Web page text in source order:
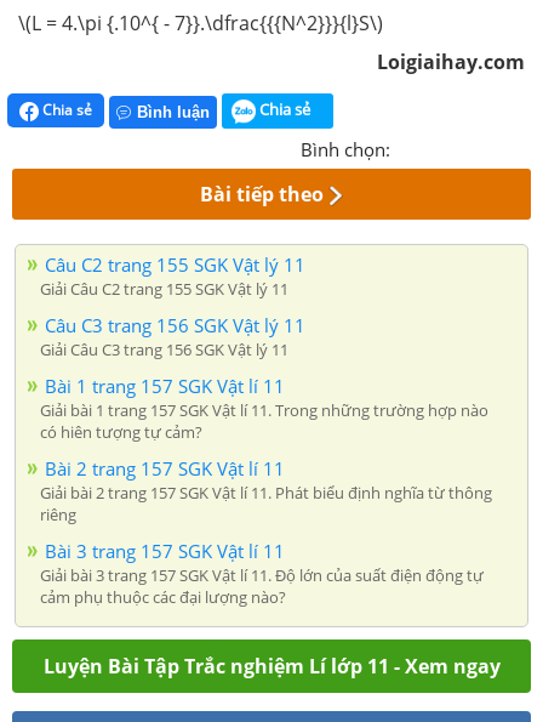
\(L = 4.\pi {.10^{ - 7}}.\dfrac{{{N^2}}}{l}S\)
Loigiaihay.com
Chia sẻ Bình luận Chia sẻ
Bình chọn:
Bài tiếp theo
Câu C2 trang 155 SGK Vật lý 11
Giải Câu C2 trang 155 SGK Vật lý 11
Câu C3 trang 156 SGK Vật lý 11
Giải Câu C3 trang 156 SGK Vật lý 11
Bài 1 trang 157 SGK Vật lí 11
Giải bài 1 trang 157 SGK Vật lí 11. Trong những trường hợp nào
có hiên tượng tự cảm?
Bài 2 trang 157 SGK Vật lí 11
Giải bài 2 trang 157 SGK Vật lí 11. Phát biểu định nghĩa từ thông
riêng
Bài 3 trang 157 SGK Vật lí 11
Giải bài 3 trang 157 SGK Vật lí 11. Độ lớn của suất điện động tự
cảm phụ thuộc các đại lượng nào?
Luyện Bài Tập Trắc nghiệm Lí lớp 11 - Xem ngay